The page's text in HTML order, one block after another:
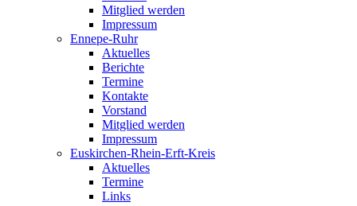
Mitglied werden
Impressum
Ennepe-Ruhr
Aktuelles
Berichte
Termine
Kontakte
Vorstand
Mitglied werden
Impressum
Euskirchen-Rhein-Erft-Kreis
Aktuelles
Termine
Links